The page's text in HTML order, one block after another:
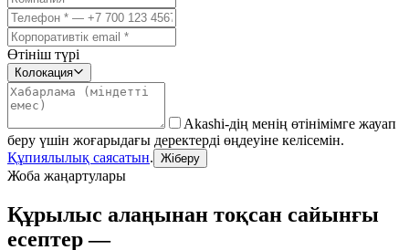
Өтініш түрі
Колокация
Akashi-дің менің өтінімімге жауап
беру үшін жоғарыдағы деректерді өңдеуіне келісемін.
Құпиялылық саясатын. Жіберу
Жоба жаңартулары
Құрылыс алаңынан тоқсан сайынғы
есептер —